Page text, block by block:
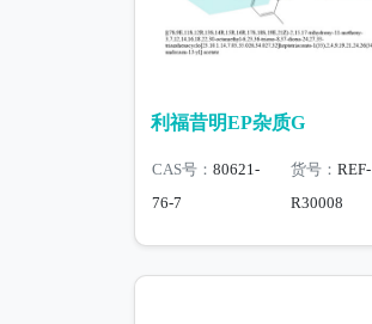
利福昔明EP杂质G
CAS号： 80621-
76-7
货号： REF-
R30008